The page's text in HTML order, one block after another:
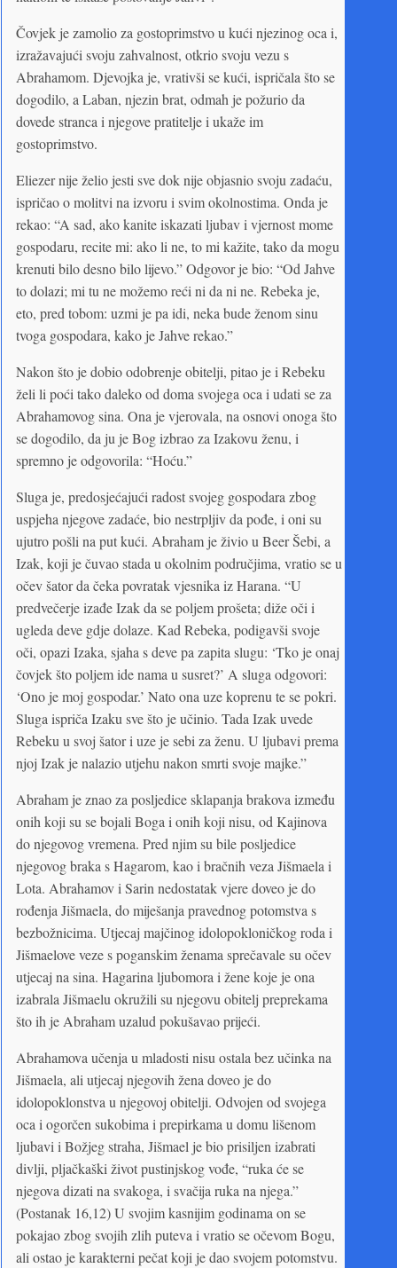
Čovjek je zamolio za gostoprimstvo u kući njezinog oca i,
izražavajući svoju zahvalnost, otkrio svoju vezu s
Abrahamom. Djevojka je, vrativši se kući, ispričala što se
dogodilo, a Laban, njezin brat, odmah je požurio da
dovede stranca i njegove pratitelje i ukaže im
gostoprimstvo.
Eliezer nije želio jesti sve dok nije objasnio svoju zadaću,
ispričao o molitvi na izvoru i svim okolnostima. Onda je
rekao: “A sad, ako kanite iskazati ljubav i vjernost mome
gospodaru, recite mi: ako li ne, to mi kažite, tako da mogu
krenuti bilo desno bilo lijevo.” Odgovor je bio: “Od Jahve
to dolazi; mi tu ne možemo reći ni da ni ne. Rebeka je,
eto, pred tobom: uzmi je pa idi, neka bude ženom sinu
tvoga gospodara, kako je Jahve rekao.”
Nakon što je dobio odobrenje obitelji, pitao je i Rebeku
želi li poći tako daleko od doma svojega oca i udati se za
Abrahamovog sina. Ona je vjerovala, na osnovi onoga što
se dogodilo, da ju je Bog izbrao za Izakovu ženu, i
spremno je odgovorila: “Hoću.”
Sluga je, predosjećajući radost svojeg gospodara zbog
uspjeha njegove zadaće, bio nestrpljiv da pođe, i oni su
ujutro pošli na put kući. Abraham je živio u Beer Šebi, a
Izak, koji je čuvao stada u okolnim područjima, vratio se u
očev šator da čeka povratak vjesnika iz Harana. “U
predvečerje izađe Izak da se poljem prošeta; diže oči i
ugleda deve gdje dolaze. Kad Rebeka, podigavši svoje
oči, opazi Izaka, sjaha s deve pa zapita slugu: ‘Tko je onaj
čovjek što poljem ide nama u susret?’ A sluga odgovori:
‘Ono je moj gospodar.’ Nato ona uze koprenu te se pokri.
Sluga ispriča Izaku sve što je učinio. Tada Izak uvede
Rebeku u svoj šator i uze je sebi za ženu. U ljubavi prema
njoj Izak je nalazio utjehu nakon smrti svoje majke.”
Abraham je znao za posljedice sklapanja brakova između
onih koji su se bojali Boga i onih koji nisu, od Kajinova
do njegovog vremena. Pred njim su bile posljedice
njegovog braka s Hagarom, kao i bračnih veza Jišmaela i
Lota. Abrahamov i Sarin nedostatak vjere doveo je do
rođenja Jišmaela, do miješanja pravednog potomstva s
bezbožnicima. Utjecaj majčinog idolopokloničkog roda i
Jišmaelove veze s poganskim ženama sprečavale su očev
utjecaj na sina. Hagarina ljubomora i žene koje je ona
izabrala Jišmaelu okružili su njegovu obitelj preprekama
što ih je Abraham uzalud pokušavao prijeći.
Abrahamova učenja u mladosti nisu ostala bez učinka na
Jišmaela, ali utjecaj njegovih žena doveo je do
idolopoklonstva u njegovoj obitelji. Odvojen od svojega
oca i ogorčen sukobima i prepirkama u domu lišenom
ljubavi i Božjeg straha, Jišmael je bio prisiljen izabrati
divlji, pljačkaški život pustinjskog vođe, “ruka će se
njegova dizati na svakoga, i svačija ruka na njega.”
(Postanak 16,12) U svojim kasnijim godinama on se
pokajao zbog svojih zlih puteva i vratio se očevom Bogu,
ali ostao je karakterni pečat koji je dao svojem potomstvu.